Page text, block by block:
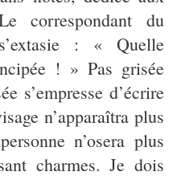
correspondant du
: « Quelle
! » Pas grisée
s’empresse d’écrire
n’apparaîtra plus
n’osera plus
charmes. Je dois